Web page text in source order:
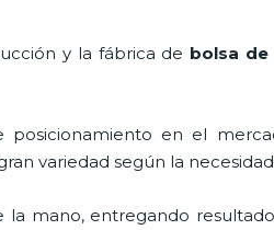
y la fábrica de bolsa de
en el
variedad según la
mano, entregando